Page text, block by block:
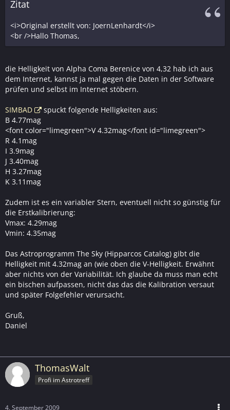
Zitat
<i>Original erstellt von: JoernLenhardt</i>
<br />Hallo Thomas,
die Helligkeit von Alpha Coma Berenice von 4,32 hab ich aus
dem Internet, kannst ja mal gegen die Daten in der Software
prüfen und selbst im Internet stöbern.
SIMBAD
spuckt folgende Helligkeiten aus:
B 4.77mag
<font color="limegreen">V 4.32mag</font id="limegreen">
R 4.1mag
I 3.9mag
J 3.40mag
H 3.27mag
K 3.11mag
Zudem ist es ein variabler Stern, eventuell nicht so günstig für
die Erstkalibrierung:
Vmax: 4.29mag
Vmin: 4.35mag
Das Astroprogramm The Sky (Hipparcos Catalog) gibt die
Helligkeit mit 4.32mag an (wie oben die V-Helligkeit. Erwähnt
aber nichts von der Variabilität. Ich glaube da muss man echt
ein bischen aufpassen, nicht das das die Kalibration versaut
und später Folgefehler verursacht.
Gruß,
Daniel
ThomasWalt
Profi im Astrotreff
4. September 2009